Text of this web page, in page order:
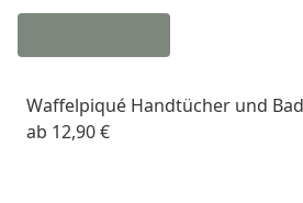
Waffelpiqué Handtücher und
ab 12,90 €